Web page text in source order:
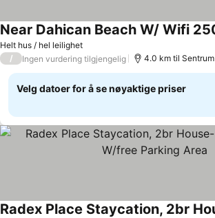
Helt hus / hel leilighet
Se priser
/ Ingen vurdering tilgjengelig 4.0 km til Sentrum
Velg datoer for å se nøyaktige priser